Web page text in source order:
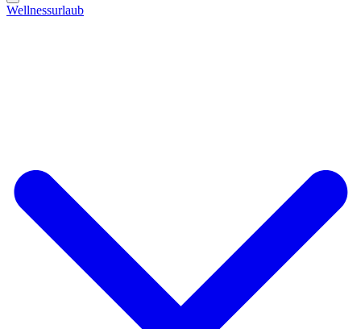
Wellnessurlaub